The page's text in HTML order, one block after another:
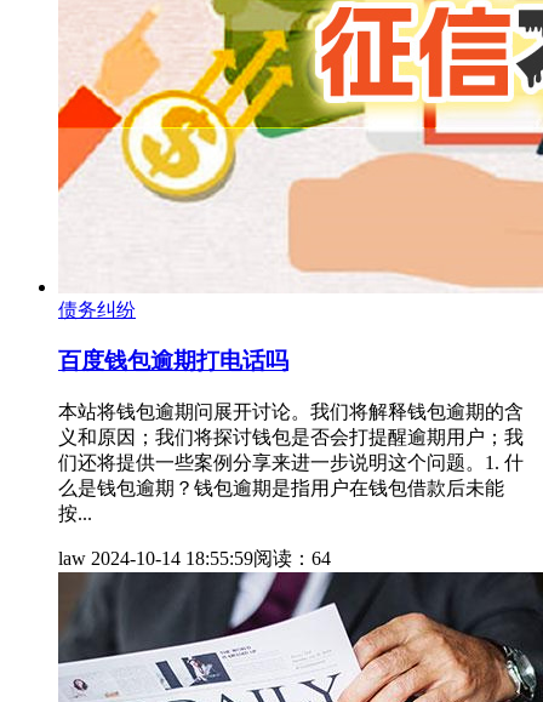
债务纠纷
百度钱包逾期打电话吗
本站将钱包逾期问展开讨论。我们将解释钱包逾期的含
义和原因；我们将探讨钱包是否会打提醒逾期用户；我
们还将提供一些案例分享来进一步说明这个问题。1. 什
么是钱包逾期？钱包逾期是指用户在钱包借款后未能
按...
law 2024-10-14 18:55:59阅读：64